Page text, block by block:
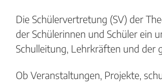
Die Schülervertretung (SV) der
der Schülerinnen und Schüler ein
Schulleitung, Lehrkräften und der
Ob Veranstaltungen, Projekte,